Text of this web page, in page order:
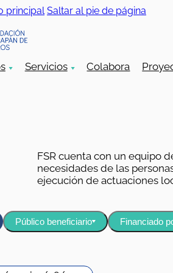
principal Saltar al pie de página
Servicios Colabora
FSR cuenta con un equipo
necesidades de las
ejecución de actuaciones
Público beneficiario Financiado